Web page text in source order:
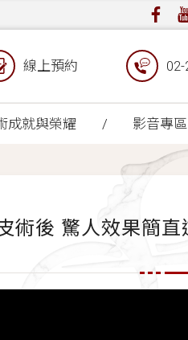
線上預約 02-
成就與榮耀 影音專區
術後 驚人效果簡直